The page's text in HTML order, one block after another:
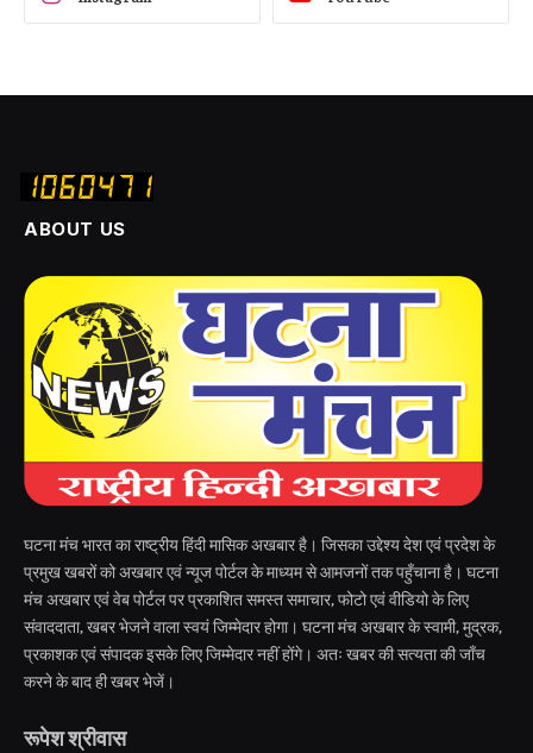
ABOUT US
घटना मंच भारत का राष्ट्रीय हिंदी मासिक अखबार है। जिसका उद्देश्य देश एवं प्रदेश के
प्रमुख खबरों को अखबार एवं न्यूज पोर्टल के माध्यम से आमजनों तक पहुँचाना है। घटना
मंच अखबार एवं वेब पोर्टल पर प्रकाशित समस्त समाचार, फोटो एवं वीडियो के लिए
संवाददाता, खबर भेजने वाला स्वयं जिम्मेदार होगा। घटना मंच अखबार के स्वामी, मुद्रक,
प्रकाशक एवं संपादक इसके लिए जिम्मेदार नहीं होंगे। अतः खबर की सत्यता की जाँच
करने के बाद ही खबर भेजें।
रूपेश श्रीवास